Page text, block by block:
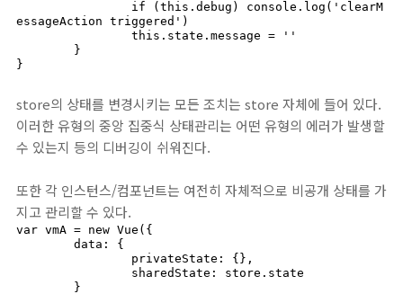
essageAction triggered')
}
store의 상태를 변경시키는 모든 조치는 store 자체에 들어 있다.
이러한 유형의 중앙 집중식 상태관리는 어떤 유형의 에러가 발생할
수 있는지 등의 디버깅이 쉬워진다.
또한 각 인스턴스/컴포넌트는 여전히 자체적으로 비공개 상태를 가
지고 관리할 수 있다.
var vmA = new Vue({